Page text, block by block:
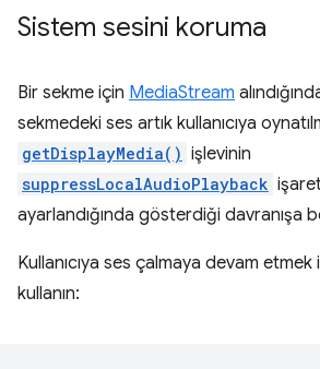
Sistem sesini koruma
Bir sekme için MediaStream
sekmedeki ses artık kullanıcıya
getDisplayMedia() işlevinin
suppressLocalAudioPlayback
ayarlandığında gösterdiği davranışa
Kullanıcıya ses çalmaya devam etmek
kullanın: